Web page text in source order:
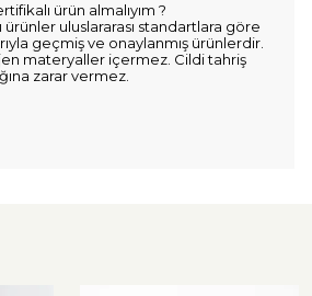
ürün almalıyım ?
uluslararası standartlara göre
geçmiş ve onaylanmış ürünlerdir.
materyaller içermez. Cildi tahriş
zarar vermez.